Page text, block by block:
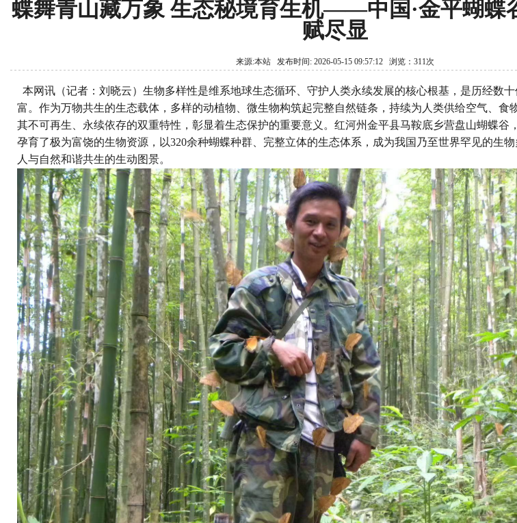
蝶舞青山藏万象 生态秘境育生机——中国·金平蝴蝶
赋尽显
来源:本站 发布时间: 2026-05-15 09:57:12 浏览：311次
本网讯（记者：刘晓云） 生物多样性是维系地球生态循环、守护人类永续发展的核心根基，是历经数
富。作为万物共生的生态载体，多样的动植物、微生物构筑起完整自然链条，持续为人类供给空气、食
其不可再生、永续依存的双重特性，彰显着生态保护的重要意义。红河州金平县马鞍底乡营盘山蝴蝶谷
孕育了极为富饶的生物资源，以320余种蝴蝶种群、完整立体的生态体系，成为我国乃至世界罕见的生
人与自然和谐共生的生动图景。